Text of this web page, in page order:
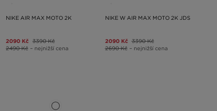
NIKE AIR MAX MOTO 2K
2090 Kč 3390 Kč
2490 Kč – nejnižší cena
NIKE W AIR MAX MOTO 2K JDS
2090 Kč 3390 Kč
2690 Kč – nejnižší cena